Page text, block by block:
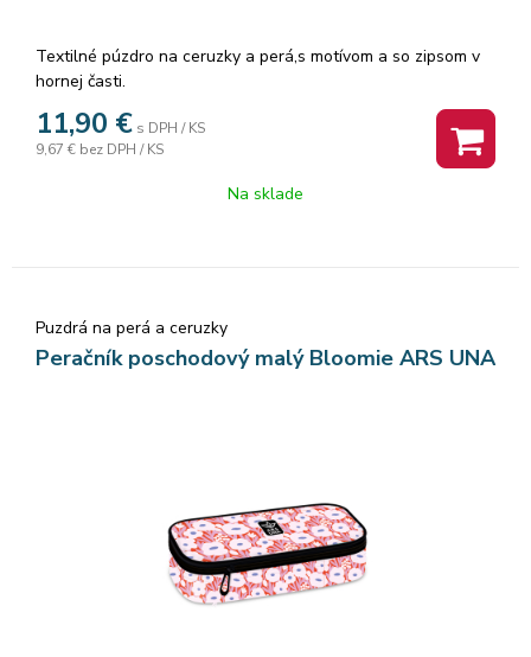
Textilné púzdro na ceruzky a perá,s motívom a so zipsom v
hornej časti.
11,90 € s DPH / KS
9,67 € bez DPH / KS
Na sklade
Puzdrá na perá a ceruzky
Peračník poschodový malý Bloomie ARS UNA